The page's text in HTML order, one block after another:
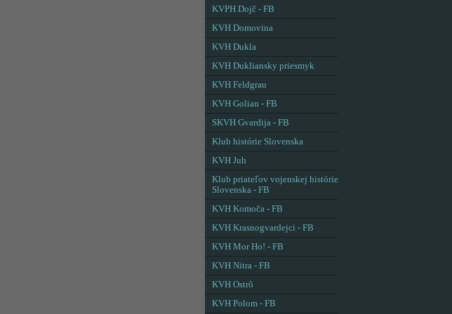
KVPH Dojč - FB
KVH Domovina
KVH Dukla
KVH Dukliansky priesmyk
KVH Feldgrau
KVH Golian - FB
SKVH Gvardija - FB
Klub histórie Slovenska
KVH Juh
Klub priateľov vojenskej histórie
Slovenska - FB
KVH Komoča - FB
KVH Krasnogvardejci - FB
KVH Mor Ho! - FB
KVH Nitra - FB
KVH Ostrô
KVH Polom - FB